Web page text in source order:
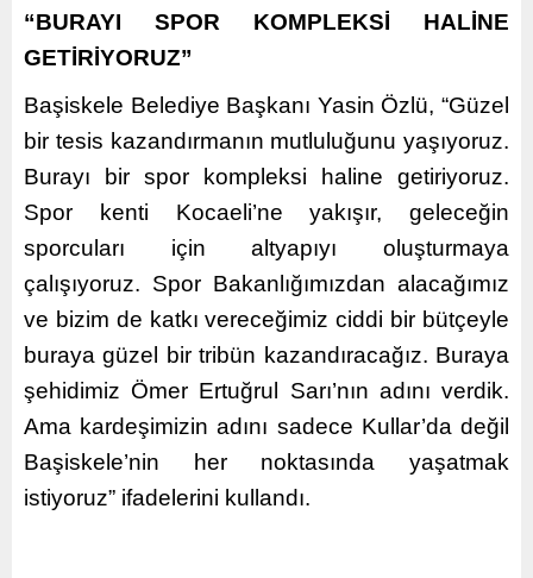
“BURAYI SPOR KOMPLEKSİ HALİNE
GETİRİYORUZ”
Başiskele Belediye Başkanı Yasin Özlü, “Güzel
bir tesis kazandırmanın mutluluğunu yaşıyoruz.
Burayı bir spor kompleksi haline getiriyoruz.
Spor kenti Kocaeli’ne yakışır, geleceğin
sporcuları için altyapıyı oluşturmaya
çalışıyoruz. Spor Bakanlığımızdan alacağımız
ve bizim de katkı vereceğimiz ciddi bir bütçeyle
buraya güzel bir tribün kazandıracağız. Buraya
şehidimiz Ömer Ertuğrul Sarı’nın adını verdik.
Ama kardeşimizin adını sadece Kullar’da değil
Başiskele’nin her noktasında yaşatmak
istiyoruz” ifadelerini kullandı.